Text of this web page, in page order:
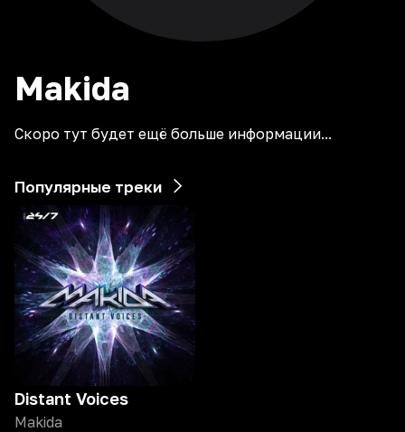
Makida
Скоро тут будет ещё больше информации...
Популярные треки
Distant Voices
Makida